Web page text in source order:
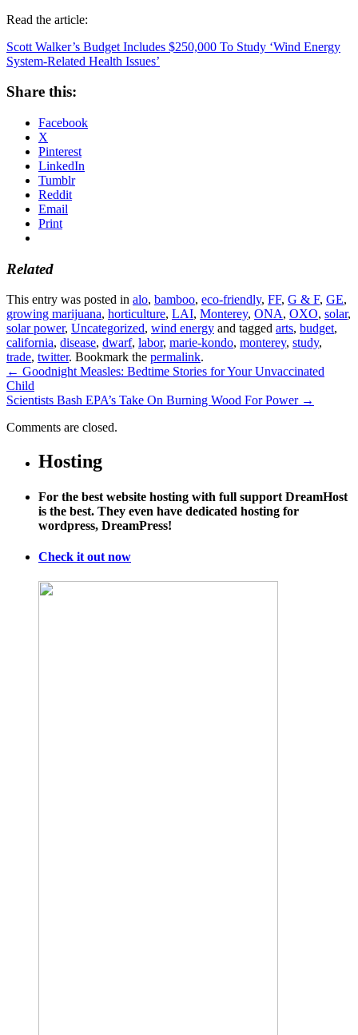
Read the article:
Scott Walker’s Budget Includes $250,000 To Study ‘Wind Energy
System-Related Health Issues’
Share this:
Facebook
X
Pinterest
LinkedIn
Tumblr
Reddit
Email
Print
Related
This entry was posted in alo, bamboo, eco-friendly, FF, G & F, GE,
growing marijuana, horticulture, LAI, Monterey, ONA, OXO, solar,
solar power, Uncategorized, wind energy and tagged arts, budget,
california, disease, dwarf, labor, marie-kondo, monterey, study,
trade, twitter. Bookmark the permalink.
← Goodnight Measles: Bedtime Stories for Your Unvaccinated
Child
Scientists Bash EPA’s Take On Burning Wood For Power →
Comments are closed.
Hosting
For the best website hosting with full support DreamHost
is the best. They even have dedicated hosting for
wordpress, DreamPress!
Check it out now